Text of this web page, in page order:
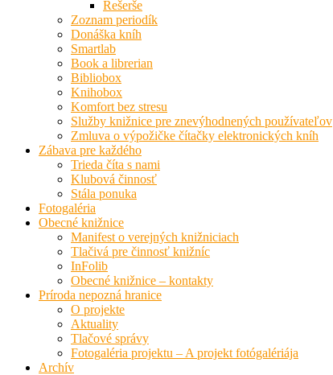
Rešerše
Zoznam periodík
Donáška kníh
Smartlab
Book a librerian
Bibliobox
Knihobox
Komfort bez stresu
Služby knižnice pre znevýhodnených používateľov
Zmluva o výpožičke čítačky elektronických kníh
Zábava pre každého
Trieda číta s nami
Klubová činnosť
Stála ponuka
Fotogaléria
Obecné knižnice
Manifest o verejných knižniciach
Tlačivá pre činnosť knižníc
InFolib
Obecné knižnice – kontakty
Príroda nepozná hranice
O projekte
Aktuality
Tlačové správy
Fotogaléria projektu – A projekt fotógalériája
Archív